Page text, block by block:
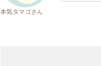
本気タマゴさん